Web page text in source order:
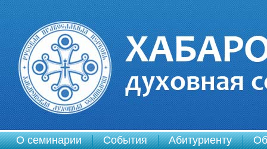
О семинарии События Абитуриенту